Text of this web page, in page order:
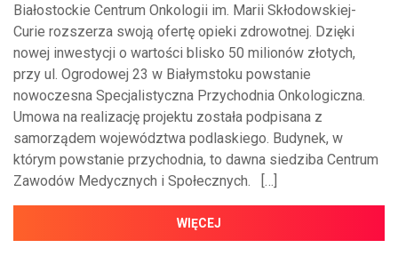
Białostockie Centrum Onkologii im. Marii Skłodowskiej-
Curie rozszerza swoją ofertę opieki zdrowotnej. Dzięki
nowej inwestycji o wartości blisko 50 milionów złotych,
przy ul. Ogrodowej 23 w Białymstoku powstanie
nowoczesna Specjalistyczna Przychodnia Onkologiczna.
Umowa na realizację projektu została podpisana z
samorządem województwa podlaskiego. Budynek, w
którym powstanie przychodnia, to dawna siedziba Centrum
Zawodów Medycznych i Społecznych. […]
WIĘCEJ